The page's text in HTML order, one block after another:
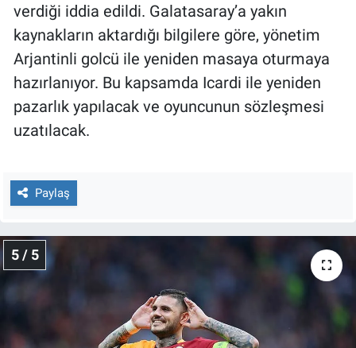
verdiği iddia edildi. Galatasaray’a yakın
kaynakların aktardığı bilgilere göre, yönetim
Arjantinli golcü ile yeniden masaya oturmaya
hazırlanıyor. Bu kapsamda Icardi ile yeniden
pazarlık yapılacak ve oyuncunun sözleşmesi
uzatılacak.
Paylaş
5 / 5